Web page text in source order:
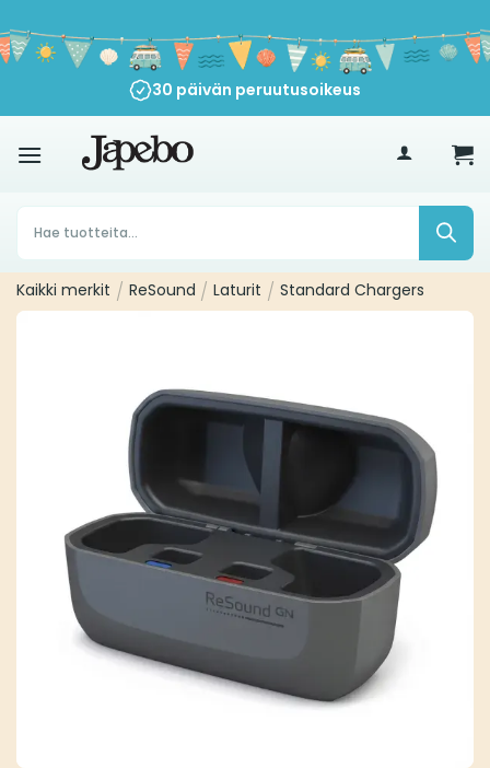
sisältöön
€35
30 päivän peruutusoikeus
Products
search
Kaikki merkit / ReSound / Laturit / Standard Chargers